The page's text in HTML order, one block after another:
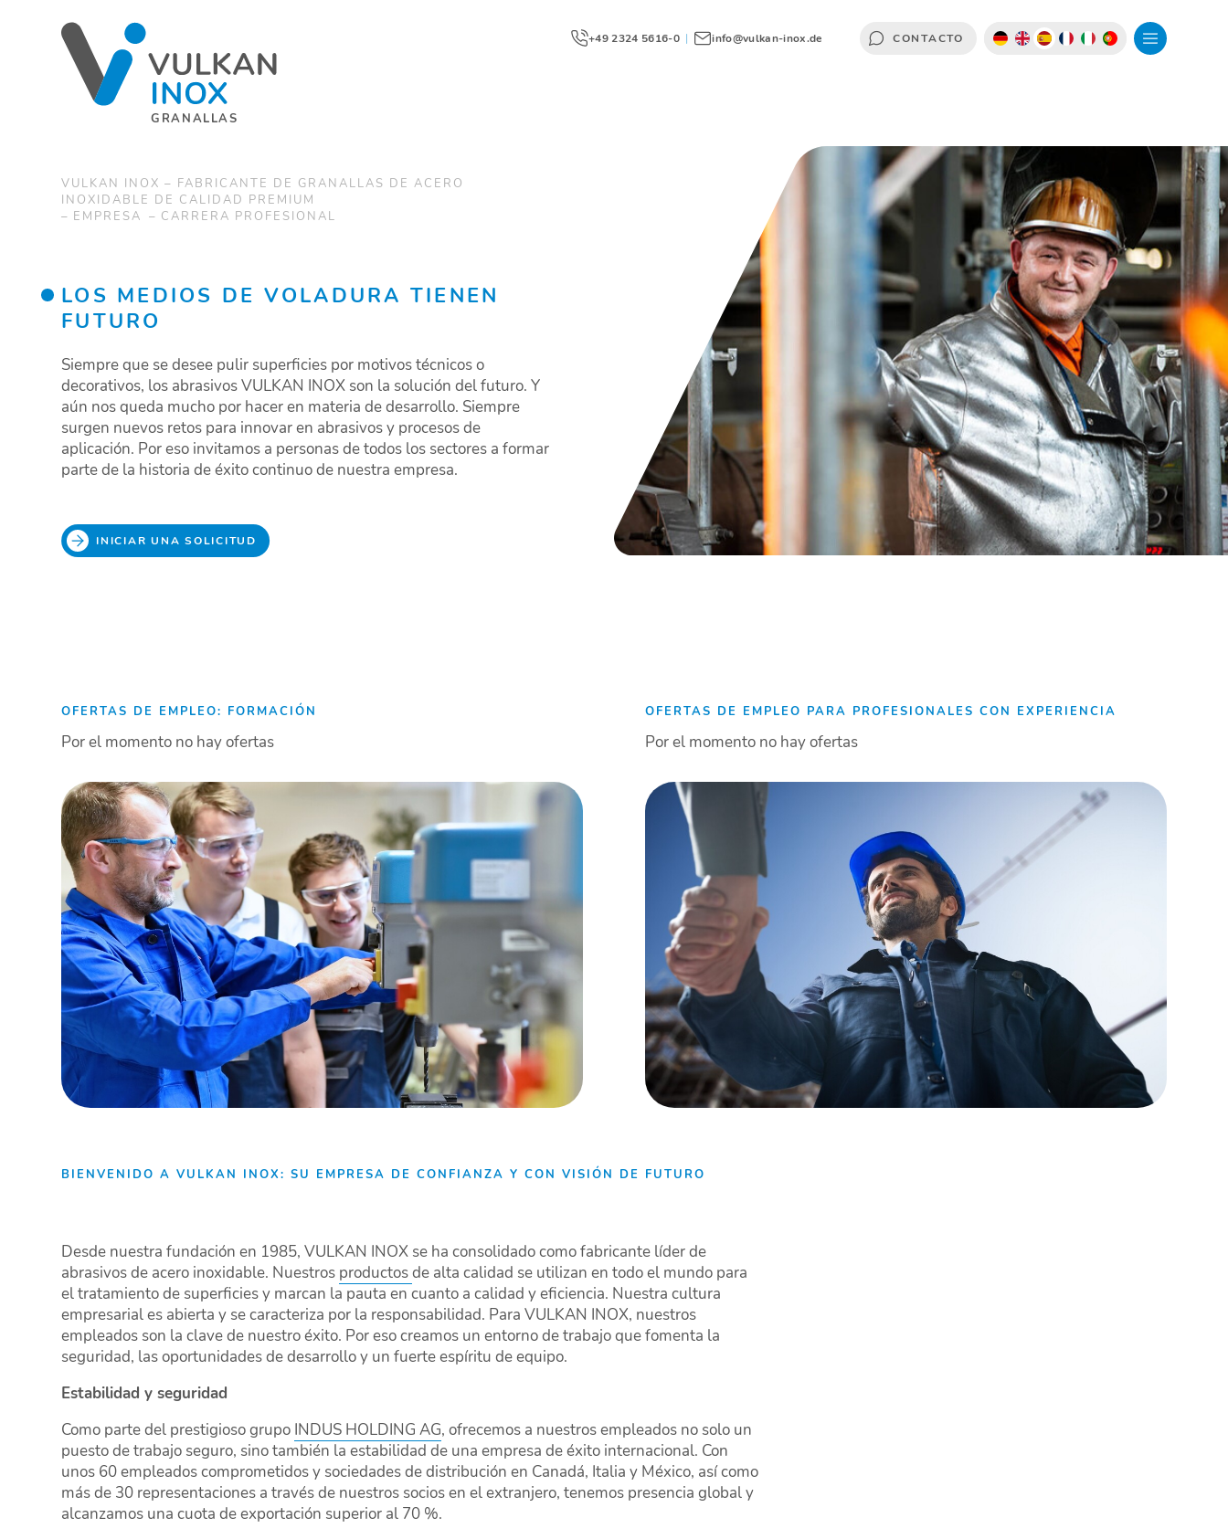
GRANALLAS
+49 2324 5616-0 | info@vulkan-inox.de CONTACTO
VULKAN INOX – FABRICANTE DE GRANALLAS DE ACERO
INOXIDABLE DE CALIDAD PREMIUM
EMPRESA
CARRERA PROFESIONAL
LOS MEDIOS DE VOLADURA TIENEN
FUTURO
Siempre que se desee pulir superficies por motivos técnicos o
decorativos, los abrasivos VULKAN INOX son la solución del futuro. Y
aún nos queda mucho por hacer en materia de desarrollo. Siempre
surgen nuevos retos para innovar en abrasivos y procesos de
aplicación. Por eso invitamos a personas de todos los sectores a formar
parte de la historia de éxito continuo de nuestra empresa.
INICIAR UNA SOLICITUD
OFERTAS DE EMPLEO: FORMACIÓN
Por el momento no hay ofertas
OFERTAS DE EMPLEO PARA PROFESIONALES CON EXPERIENCIA
Por el momento no hay ofertas
BIENVENIDO A VULKAN INOX: SU EMPRESA DE CONFIANZA Y CON VISIÓN DE FUTURO
Desde nuestra fundación en 1985, VULKAN INOX se ha consolidado como fabricante líder de
abrasivos de acero inoxidable. Nuestros productosde alta calidad se utilizan en todo el mundo para
el tratamiento de superficies y marcan la pauta en cuanto a calidad y eficiencia. Nuestra cultura
empresarial es abierta y se caracteriza por la responsabilidad. Para VULKAN INOX, nuestros
empleados son la clave de nuestro éxito. Por eso creamos un entorno de trabajo que fomenta la
seguridad, las oportunidades de desarrollo y un fuerte espíritu de equipo.
Estabilidad y seguridad
Como parte del prestigioso grupo INDUS HOLDING AG, ofrecemos a nuestros empleados no solo un
puesto de trabajo seguro, sino también la estabilidad de una empresa de éxito internacional. Con
unos 60 empleados comprometidos y sociedades de distribución en Canadá, Italia y México, así como
más de 30 representaciones a través de nuestros socios en el extranjero, tenemos presencia global y
alcanzamos una cuota de exportación superior al 70 %.